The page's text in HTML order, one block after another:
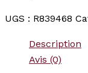
UGS : R839468
Description
Avis (0)